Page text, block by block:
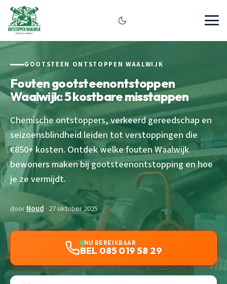
GOOTSTEEN ONTSTOPPEN WAALWIJK
Fouten gootsteenontstoppen
Waalwijk: 5 kostbare misstappen
Chemische ontstoppers, verkeerd gereedschap en
seizoensblindheid leiden tot verstoppingen die
€850+ kosten. Ontdek welke fouten Waalwijk
bewoners maken bij gootsteenontstopping en hoe
je ze vermijdt.
doorNoud · 27 oktober 2025
NU BEREIKBAAR
BEL 085 019 58 29